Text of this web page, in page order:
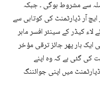
سے مشروط ہوگی ۔ جبکہ
آر ڈپارٹمنٹ کی کوتاہی سے
لاء کیڈر کے سینئر افسر ماہر
ایک بار پھر جائز ترقی مؤخر
کی گئی ہے کہ وہ اپنے
میں اپنی جوائننگ